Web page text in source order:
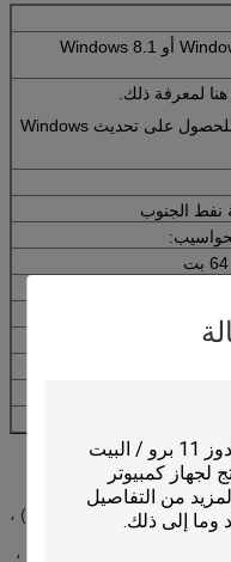
تأكد من تشغيل أحدث إصدار من Windows 7 SP1 أو Windows 8.1
لمعرفة ذلك.
انقر هنا للحصول على تحديث Windows
، الصينية (المبسطة ، الصين) ،
، الكرواتية (كرواتيا) ،
، الهولندية (هولندا) ) ،